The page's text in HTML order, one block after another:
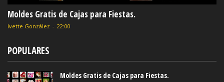
Moldes Gratis de Cajas para Fiestas.
Ivette González - 22:00
POPULARES
Moldes Gratis de Cajas para Fiestas.